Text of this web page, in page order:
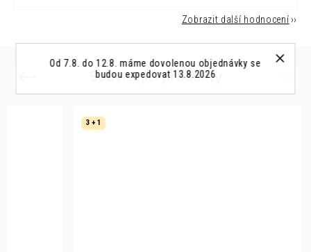
Od 7.8. do 12.8. máme dovolenou objednávky se
budou expedovat 13.8.2026
Zobrazit další hodnocení
Související produkty
3 + 1